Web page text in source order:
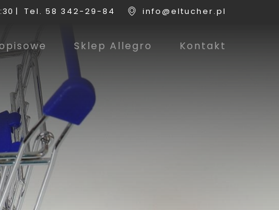
info@eltucher.pl
Tel. 58 342-29-84
|
Sklep Allegro Kontakt